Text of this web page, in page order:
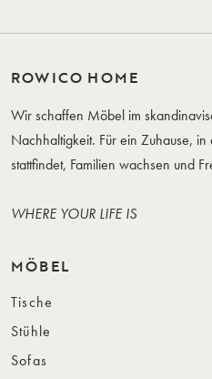
ROWICO HOME
Wir schaffen Möbel im
Nachhaltigkeit. Für ein Zuhause,
stattfindet, Familien wachsen und
WHERE YOUR LIFE IS
MÖBEL
Tische
Stühle
Sofas